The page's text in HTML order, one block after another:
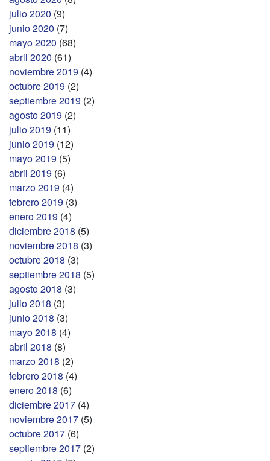
julio 2020 (9)
junio 2020 (7)
mayo 2020 (68)
abril 2020 (61)
noviembre 2019 (4)
octubre 2019 (2)
septiembre 2019 (2)
agosto 2019 (2)
julio 2019 (11)
junio 2019 (12)
mayo 2019 (5)
abril 2019 (6)
marzo 2019 (4)
febrero 2019 (3)
enero 2019 (4)
diciembre 2018 (5)
noviembre 2018 (3)
octubre 2018 (3)
septiembre 2018 (5)
agosto 2018 (3)
julio 2018 (3)
junio 2018 (3)
mayo 2018 (4)
abril 2018 (8)
marzo 2018 (2)
febrero 2018 (4)
enero 2018 (6)
diciembre 2017 (4)
noviembre 2017 (5)
octubre 2017 (6)
septiembre 2017 (2)